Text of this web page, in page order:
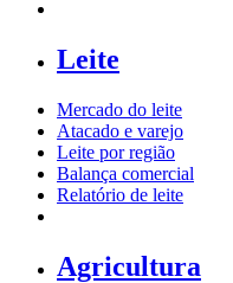
Leite
Mercado do leite
Atacado e varejo
Leite por região
Balança comercial
Relatório de leite
Agricultura